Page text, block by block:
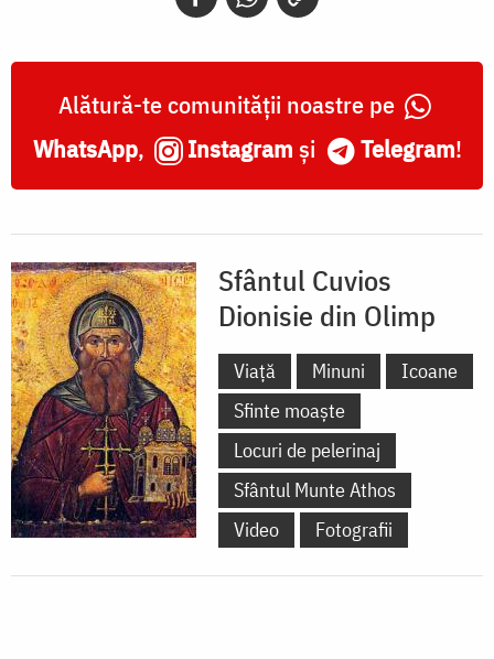
Alătură-te comunității noastre pe
WhatsApp, Instagram și Telegram!
Sfântul Cuvios
Dionisie din Olimp
Viață Minuni
Icoane
Sfinte moaște
Locuri de pelerinaj
Sfântul Munte Athos
Video
Fotografii